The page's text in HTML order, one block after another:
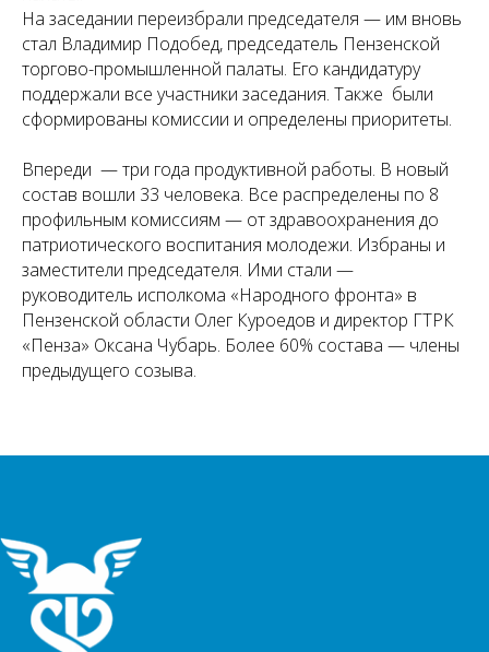
На заседании переизбрали председателя — им вновь
стал Владимир Подобед, председатель Пензенской
торгово-промышленной палаты. Его кандидатуру
поддержали все участники заседания. Также были
сформированы комиссии и определены приоритеты.
Впереди — три года продуктивной работы. В новый
состав вошли 33 человека. Все распределены по 8
профильным комиссиям — от здравоохранения до
патриотического воспитания молодежи. Избраны и
заместители председателя. Ими стали —
руководитель исполкома «Народного фронта» в
Пензенской области Олег Куроедов и директор ГТРК
«Пенза» Оксана Чубарь. Более 60% состава — члены
предыдущего созыва.